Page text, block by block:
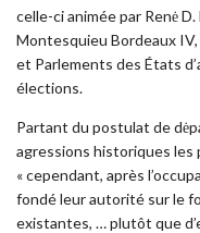
celle-ci animée par Renė
Montesquieu Bordeaux
et Parlements des États
élections.
Partant du postulat de
agressions historiques les
« cependant, après
fondé leur autorité sur le
existantes, … plutôt que